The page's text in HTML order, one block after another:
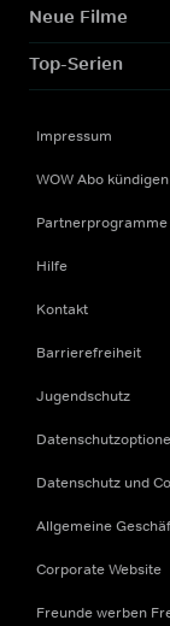
Neue Filme
Top-Serien
Impressum
WOW Abo kündigen
Partnerprogramme
Hilfe
Kontakt
Barrierefreiheit
Jugendschutz
Datenschutz und
Allgemeine
Corporate Website
Freunde werben